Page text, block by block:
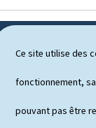
Ce site utilise des
fonctionnement,
pouvant pas être